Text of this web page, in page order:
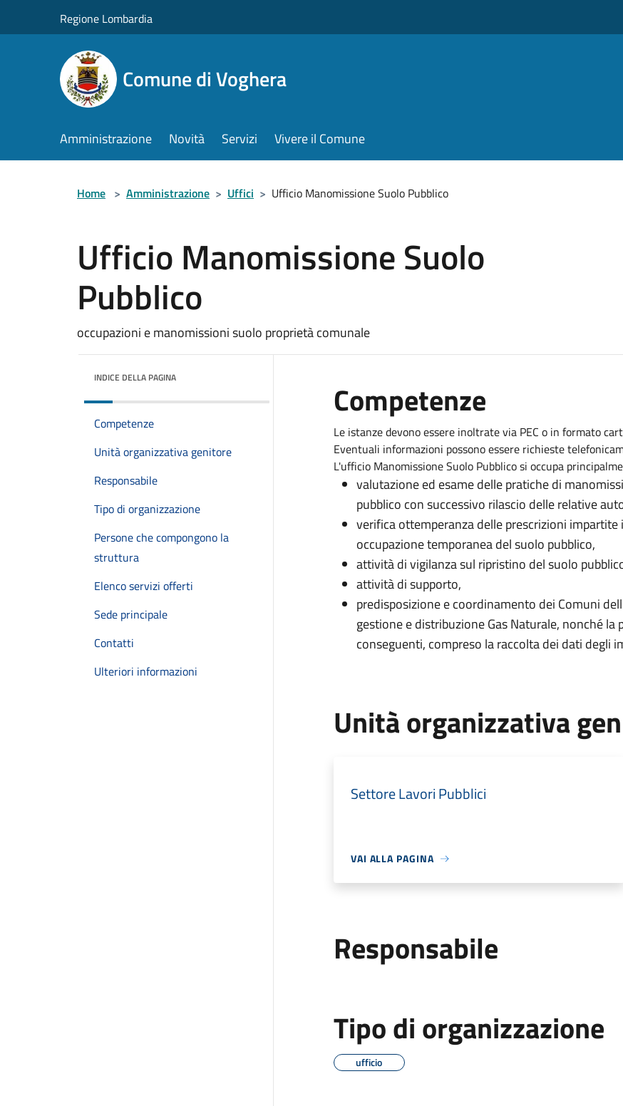
Regione Lombardia
Comune di Voghera
Amministrazione Novità Servizi Vivere il Comune
Home > Amministrazione > Uffici > Ufficio Manomissione Suolo Pubblico
Ufficio Manomissione Suolo
Pubblico
occupazioni e manomissioni suolo proprietà comunale
INDICE DELLA PAGINA
Competenze
Unità organizzativa genitore
Responsabile
Tipo di organizzazione
Persone che compongono la
struttura
Elenco servizi offerti
Sede principale
Contatti
Ulteriori informazioni
Competenze
Le istanze devono essere inoltrate via PEC o in formato
Eventuali informazioni possono essere richieste
L'ufficio Manomissione Suolo Pubblico si occupa
valutazione ed esame delle pratiche di
pubblico con successivo rilascio delle relative
verifica ottemperanza delle prescrizioni
occupazione temporanea del suolo pubblico,
attività di vigilanza sul ripristino del suolo
attività di supporto,
predisposizione e coordinamento dei Comuni
gestione e distribuzione Gas Naturale, nonché
conseguenti, compreso la raccolta dei dati degli
Unità organizzativa
Settore Lavori Pubblici
VAI ALLA PAGINA
Responsabile
Tipo di organizzazione
ufficio